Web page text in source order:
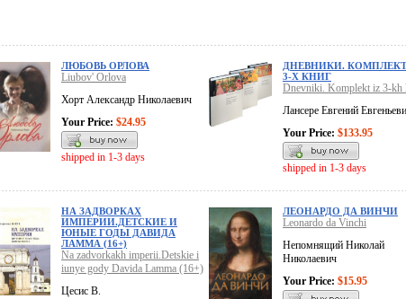
ЛЮБОВЬ ОРЛОВА
Liubov' Orlova
Хорт Александр Николаевич
Your Price: $24.95
shipped in 1-3 days
ДНЕВНИКИ.
3-Х КНИГ
Dnevniki. Komplekt iz 3-kh
Лансере Евгений
Your Price: $133.95
shipped in 1-3 days
НА ЗАДВОРКАХ
ИМПЕРИИ.ДЕТСКИЕ И
ЮНЫЕ ГОДЫ ДАВИДА
ЛАММА (16+)
Na zadvorkakh imperii.Detskie i
iunye gody Davida Lamma (16+)
Цесис В.
ЛЕОНАРДО ДА ВИНЧИ
Leonardo da Vinchi
Непомнящий Николай
Николаевич
Your Price: $15.95